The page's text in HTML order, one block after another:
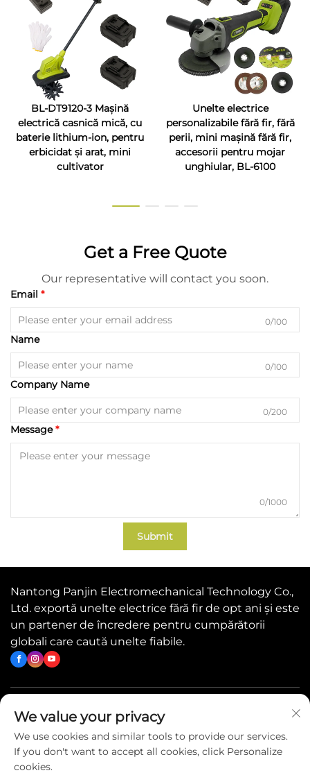
BL-DT9120-3 Mașină
electrică casnică mică, cu
baterie lithium-ion, pentru
erbicidat și arat, mini
cultivator
Unelte electrice
personalizabile fără fir, fără
perii, mini mașină fără fir,
accesorii pentru mojar
unghiular, BL-6100
Get a Free Quote
Our representative will contact you soon.
Email
0/100
Name
0/100
Company Name
0/200
Message
0/1000
Submit
Nantong Panjin Electromechanical Technology Co.,
Ltd. exportă unelte electrice fără fir de opt ani și este
un partener de încredere pentru cumpărătorii
globali care caută unelte fiabile.
Linkuri rapide
Contactați-ne
We value your privacy
We use cookies and similar tools to provide our services.
If you don't want to accept all cookies, click Personalize
cookies.